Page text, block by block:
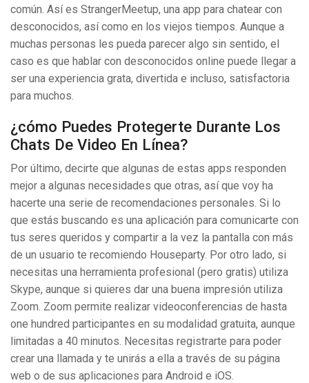
común. Así es StrangerMeetup, una app para chatear con
desconocidos, así como en los viejos tiempos. Aunque a
muchas personas les pueda parecer algo sin sentido, el
caso es que hablar con desconocidos online puede llegar a
ser una experiencia grata, divertida e incluso, satisfactoria
para muchos.
¿cómo Puedes Protegerte Durante Los
Chats De Video En Línea?
Por último, decirte que algunas de estas apps responden
mejor a algunas necesidades que otras, así que voy ha
hacerte una serie de recomendaciones personales. Si lo
que estás buscando es una aplicación para comunicarte con
tus seres queridos y compartir a la vez la pantalla con más
de un usuario te recomiendo Houseparty. Por otro lado, si
necesitas una herramienta profesional (pero gratis) utiliza
Skype, aunque si quieres dar una buena impresión utiliza
Zoom. Zoom permite realizar videoconferencias de hasta
one hundred participantes en su modalidad gratuita, aunque
limitadas a 40 minutos. Necesitas registrarte para poder
crear una llamada y te unirás a ella a través de su página
web o de sus aplicaciones para Android e iOS.